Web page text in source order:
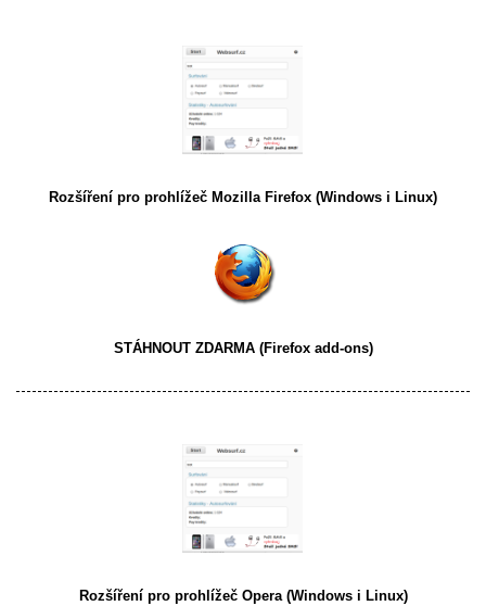
Rozšíření pro prohlížeč Mozilla Firefox (Windows i Linux)
STÁHNOUT ZDARMA(Firefox add-ons)
Rozšíření pro prohlížeč Opera(Windows i Linux)